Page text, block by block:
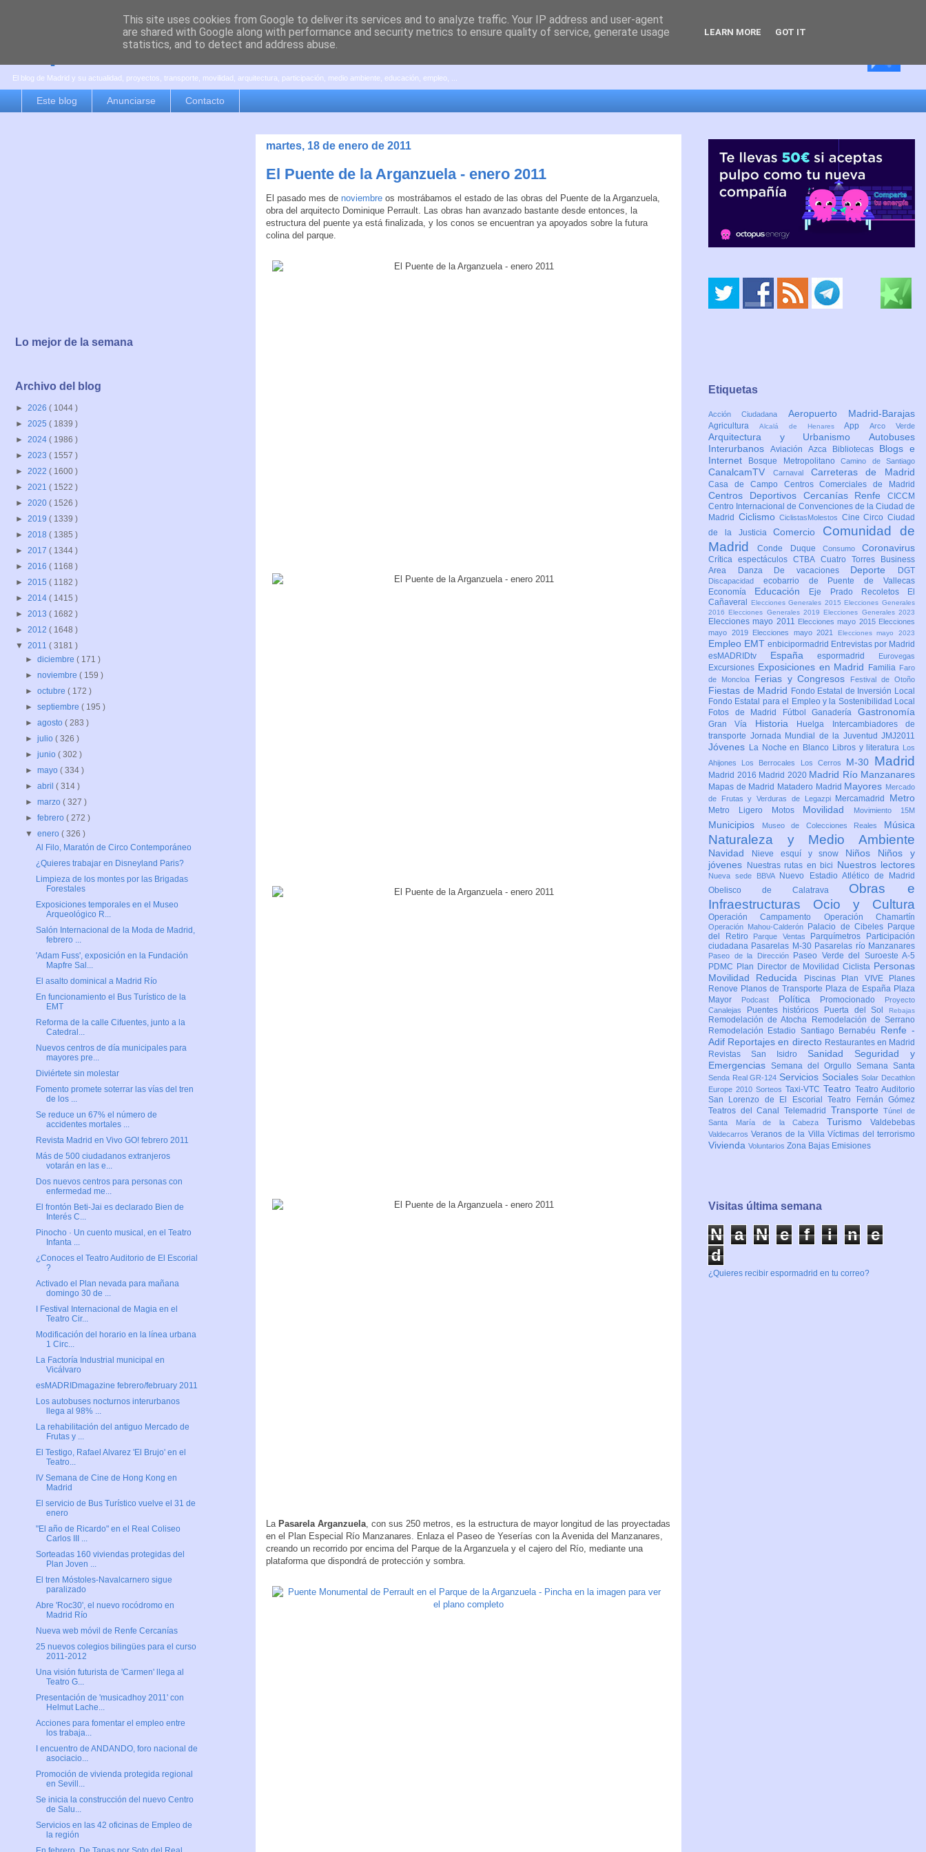
es por madrid
El blog de Madrid y su actualidad, proyectos, transporte, movilidad, arquitectura, participación, medio ambiente, educación, empleo, ...
Este blog Anunciarse Contacto
martes, 18 de enero de 2011
El Puente de la Arganzuela - enero 2011
El pasado mes de noviembre os mostrábamos el estado de las obras del Puente de la Arganzuela,
obra del arquitecto Dominique Perrault. Las obras han avanzado bastante desde entonces, la
estructura del puente ya está finalizada, y los conos se encuentran ya apoyados sobre la futura
colina del parque.
La Pasarela Arganzuela , con sus 250 metros, es la estructura de mayor longitud de las proyectadas
en el Plan Especial Río Manzanares. Enlaza el Paseo de Yeserías con la Avenida del Manzanares,
creando un recorrido por encima del Parque de la Arganzuela y el cajero del Río, mediante una
plataforma que dispondrá de protección y sombra.
Lo mejor de la semana
Archivo del blog
► 2026 ( 1044 )
► 2025 ( 1839 )
► 2024 ( 1986 )
► 2023 ( 1557 )
► 2022 ( 1600 )
► 2021 ( 1522 )
► 2020 ( 1526 )
► 2019 ( 1339 )
► 2018 ( 1385 )
► 2017 ( 1344 )
► 2016 ( 1168 )
► 2015 ( 1182 )
► 2014 ( 1415 )
► 2013 ( 1682 )
► 2012 ( 1648 )
▼ 2011 ( 3181 )
►diciembre( 171 )
►noviembre( 159 )
►octubre( 172 )
►septiembre( 195 )
►agosto( 283 )
►julio( 326 )
►junio( 302 )
►mayo( 334 )
►abril( 314 )
►marzo( 327 )
►febrero( 272 )
▼enero( 326 )
Al Filo, Maratón de Circo Contemporáneo
¿Quieres trabajar en Disneyland Paris?
Limpieza de los montes por las Brigadas
Forestales
Exposiciones temporales en el Museo
Arqueológico R...
Salón Internacional de la Moda de Madrid,
febrero ...
'Adam Fuss', exposición en la Fundación
Mapfre Sal...
El asalto dominical a Madrid Río
En funcionamiento el Bus Turístico de la
EMT
Reforma de la calle Cifuentes, junto a la
Catedral...
Nuevos centros de día municipales para
mayores pre...
Diviértete sin molestar
Fomento promete soterrar las vías del tren
de los ...
Se reduce un 67% el número de
accidentes mortales ...
Revista Madrid en Vivo GO! febrero 2011
Más de 500 ciudadanos extranjeros
votarán en las e...
Dos nuevos centros para personas con
enfermedad me...
El frontón Beti-Jai es declarado Bien de
Interés C...
Pinocho · Un cuento musical, en el Teatro
Infanta ...
¿Conoces el Teatro Auditorio de El Escorial
?
Activado el Plan nevada para mañana
domingo 30 de ...
I Festival Internacional de Magia en el
Teatro Cir...
Modificación del horario en la línea urbana
1 Circ...
La Factoría Industrial municipal en
Vicálvaro
esMADRIDmagazine febrero/february 2011
Los autobuses nocturnos interurbanos
llega al 98% ...
La rehabilitación del antiguo Mercado de
Frutas y ...
El Testigo, Rafael Alvarez 'El Brujo' en el
Teatro...
IV Semana de Cine de Hong Kong en
Madrid
El servicio de Bus Turístico vuelve el 31 de
enero
"El año de Ricardo" en el Real Coliseo
Carlos III ...
Sorteadas 160 viviendas protegidas del
Plan Joven ...
El tren Móstoles-Navalcarnero sigue
paralizado
Abre 'Roc30', el nuevo rocódromo en
Madrid Río
Nueva web móvil de Renfe Cercanías
25 nuevos colegios bilingües para el curso
2011-2012
Una visión futurista de 'Carmen' llega al
Teatro G...
Presentación de 'musicadhoy 2011' con
Helmut Lache...
Acciones para fomentar el empleo entre
los trabaja...
I encuentro de ANDANDO, foro nacional de
asociacio...
Promoción de vivienda protegida regional
en Sevill...
Se inicia la construcción del nuevo Centro
de Salu...
Servicios en las 42 oficinas de Empleo de
la región
Etiquetas
Acción Ciudadana Aeropuerto Madrid-Barajas
Agricultura Alcalá de HenaresAppArco Verde
Arquitectura y Urbanismo Autobuses
Interurbanos Aviación Azca Bibliotecas Blogs e
Internet
Bosque MetropolitanoCamino de Santiago
CanalcamTV Carnaval Carreteras de Madrid
Casa de Campo Centros Comerciales de Madrid
Centros Deportivos Cercanías Renfe CICCM
Centro Internacional de Convenciones de la Ciudad de
Madrid CiclismoCiclistasMolestos CineCircoCiudad
de la JusticiaComercio Comunidad de
MadridConde Duque Consumo Coronavirus
Crítica espectáculosCTBA Cuatro Torres Business
Area
Danza De vacaciones Deporte DGT
Discapacidad ecobarrio de Puente de Vallecas
Economía Educación Eje Prado Recoletos
El
Cañaveral
Elecciones Generales 2015 Elecciones Generales
2016 Elecciones Generales 2019 Elecciones Generales 2023
Elecciones mayo 2011 Elecciones mayo 2015 Elecciones
mayo 2019
Elecciones mayo 2021 Elecciones mayo 2023
Empleo EMT enbicipormadrid Entrevistas por Madrid
esMADRIDtv Españaespormadrid Eurovegas
Excursiones Exposiciones en Madrid Familia Faro
de Moncloa
Ferias y Congresos Festival de Otoño
Fiestas de Madrid Fondo Estatal de Inversión Local
Fondo Estatal para el Empleo y la Sostenibilidad Local
Fotos de Madrid
FútbolGanaderíaGastronomía
Gran Vía Historia Huelga
Intercambiadores de
transporte Jornada Mundial de la Juventud JMJ2011
Jóvenes La Noche en Blanco Libros y literatura
Los
Ahijones
Los Berrocales Los Cerros M-30 Madrid
Madrid 2016 Madrid 2020 Madrid Río Manzanares
Mapas de Madrid Matadero Madrid Mayores Mercado
de Frutas y Verduras de Legazpi
Mercamadrid Metro
Metro Ligero Motos Movilidad Movimiento 15M
Municipios Museo de Colecciones Reales Música
Naturaleza y Medio Ambiente
Navidad Nieve esquí y snow Niños Niños y
jóvenes
Nuestras rutas en bici Nuestros lectores
Nueva sede BBVA
Nuevo Estadio Atlético de Madrid
Obelisco de Calatrava Obras e
Infraestructuras Ocio y Cultura
Operación Campamento Operación Chamartín
Operación Mahou-Calderón Palacio de Cibeles Parque
del Retiro
Parque Ventas Parquímetros
Participación
ciudadana Pasarelas M-30 Pasarelas río Manzanares
Paseo de la Dirección
Paseo Verde del Suroeste A-5
PDMC Plan Director de Movilidad Ciclista Personas
Movilidad Reducida
Piscinas Plan VIVE
Planes
Renove Planos de Transporte Plaza de España Plaza
Mayor
Podcast Política Promocionado
Proyecto
Canalejas
Puentes históricos Puerta del Sol Rebajas
Remodelación de Atocha
Remodelación de Serrano
Remodelación Estadio Santiago Bernabéu Renfe -
Adif Reportajes en directo Restaurantes en Madrid
Revistas San Isidro Sanidad Seguridad y
Emergencias Semana del Orgullo Semana Santa
Senda Real GR-124 Servicios SocialesSolar Decathlon
Europe 2010 Sorteos Taxi-VTC Teatro Teatro Auditorio
San Lorenzo de El EscorialTeatro Fernán Gómez
Teatros del Canal Telemadrid TransporteTúnel de
Santa María de la Cabeza Turismo Valdebebas
ValdecarrosVeranos de la VillaVíctimas del terrorismo
Vivienda Voluntarios Zona Bajas Emisiones
Visitas última semana
N a N e f i n
e
d
¿Quieres recibir espormadrid en tu correo?
This site uses cookies from Google to deliver its services and to analyze traffic. Your IP address and user-agent
are shared with Google along with performance and security metrics to ensure quality of service, generate usage
statistics, and to detect and address abuse.
LEARN MORE GOT IT